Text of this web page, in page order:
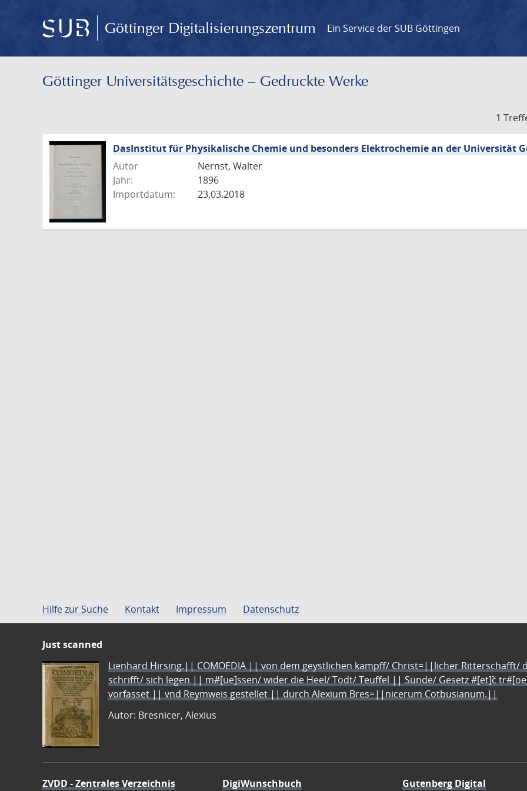
Göttinger Digitalisierungszentrum Ein Service der SUB Göttingen
Göttinger Universitäts­geschichte – Gedruckte Werke
1
DasInstitut für Physikalische Chemie und besonders Elektrochemie an der Universität
Autor
Nernst, Walter
Jahr:
1896
Importdatum:
23.03.2018
Hilfe zur Suche Kontakt Impressum Datenschutz
Just scanned
Lienhard Hirsing.|| COMOEDIA || von dem geystlichen kampff/ Christ=||licher Ritterschafft/
schrifft/ sich legen || m#[ue]ssen/ wider die Heel/ Todt/ Teuffel || Sünde/ Gesetz #[et]c̃
vorfasset || vnd Reymweis gestellet || durch Alexium Bres=||nicerum Cotbusianum.||
Autor: Bresnicer, Alexius
ZVDD - Zentrales Verzeichnis DigiWunschbuch Gutenberg Digital